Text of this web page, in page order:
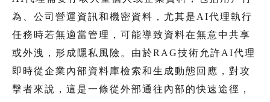
為、公司營運資訊和機密資料，尤其是AI代理執行
任務時若無適當管理，可能導致資料在無意中共享
或外洩，形成隱私風險。由於RAG技術允許AI代理
即時從企業內部資料庫檢索和生成動態回應，對攻
擊者來說，這是一條從外部通往內部的快速途徑，